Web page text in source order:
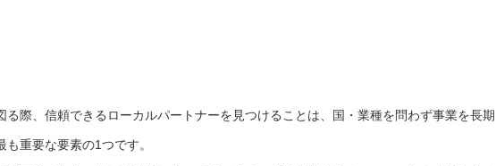
る際、信頼できるローカルパートナーを見つけることは、国・業種を問わず事業を長期
重要な要素の1つです。